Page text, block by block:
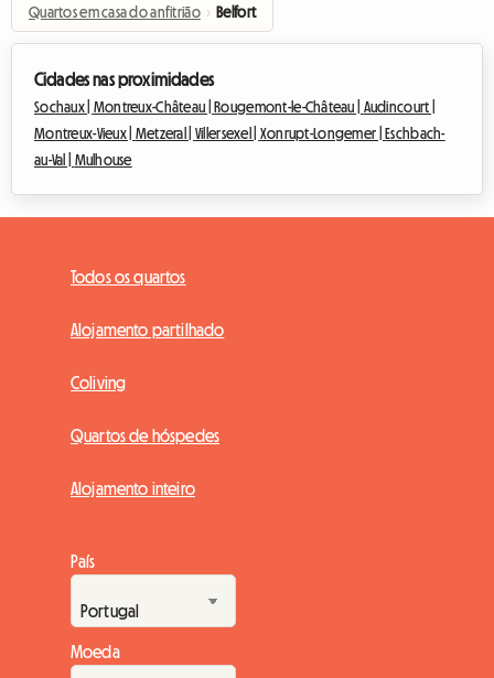
Quartos em casa do anfitrião › Belfort
Cidades nas proximidades
Sochaux | Montreux-Château | Rougemont-le-Château | Audincourt |
Montreux-Vieux | Metzeral | Villersexel | Xonrupt-Longemer |
Eschbach-
au-Val | Mulhouse
Todos os quartos
Alojamento partilhado
Coliving
Quartos de hóspedes
Alojamento inteiro
País
Moeda